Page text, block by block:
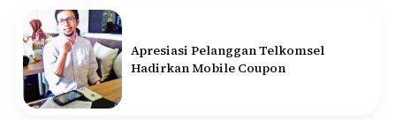
Apresiasi Pelanggan Telkomsel
Hadirkan Mobile Coupon